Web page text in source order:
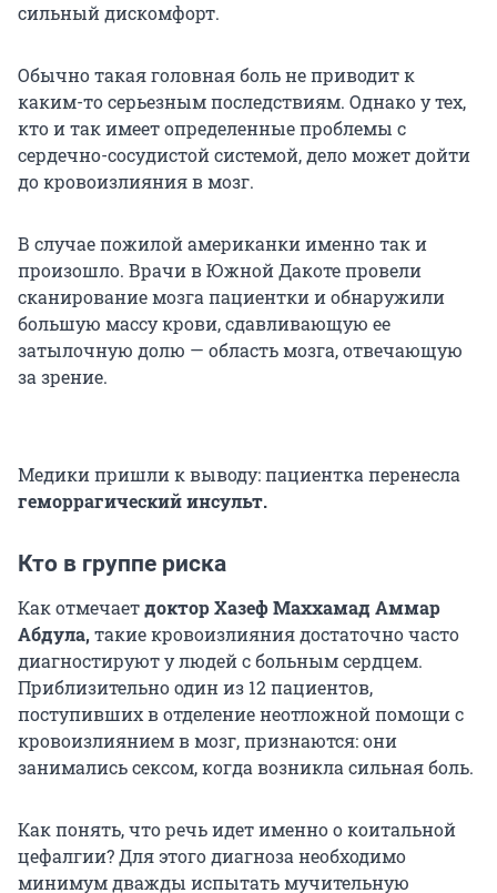
сильный дискомфорт.
Обычно такая головная боль не приводит к
каким-то серьезным последствиям. Однако у тех,
кто и так имеет определенные проблемы с
сердечно-сосудистой системой, дело может дойти
до кровоизлияния в мозг.
В случае пожилой американки именно так и
произошло. Врачи в Южной Дакоте провели
сканирование мозга пациентки и обнаружили
большую массу крови, сдавливающую ее
затылочную долю — область мозга, отвечающую
за зрение.
Медики пришли к выводу: пациентка перенесла
геморрагический инсульт.
Кто в группе риска
Как отмечаетдоктор Хазеф Маххамад Аммар
Абдула,такие кровоизлияния достаточно часто
диагностируют у людей с больным сердцем.
Приблизительно один из 12 пациентов,
поступивших в отделение неотложной помощи с
кровоизлиянием в мозг, признаются: они
занимались сексом, когда возникла сильная боль.
Как понять, что речь идет именно о коитальной
цефалгии? Для этого диагноза необходимо
минимум дважды испытать мучительную